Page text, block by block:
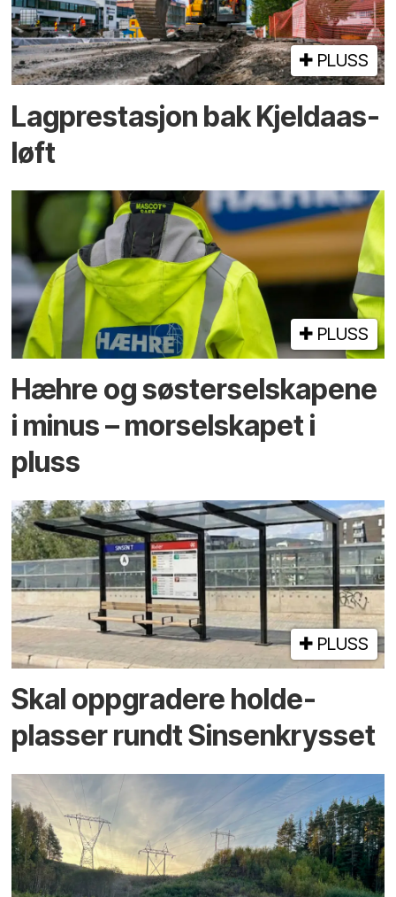
PLUSS
Lagprestasjon bak Kjeldaas-
løft
PLUSS
Hæhre og søster­selskapene
i minus – mor­selskapet i
pluss
PLUSS
Skal oppgradere holde­
plasser rundt Sinsenkrysset